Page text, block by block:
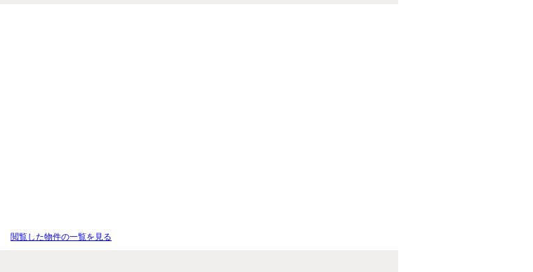
閲覧した物件の一覧を見る